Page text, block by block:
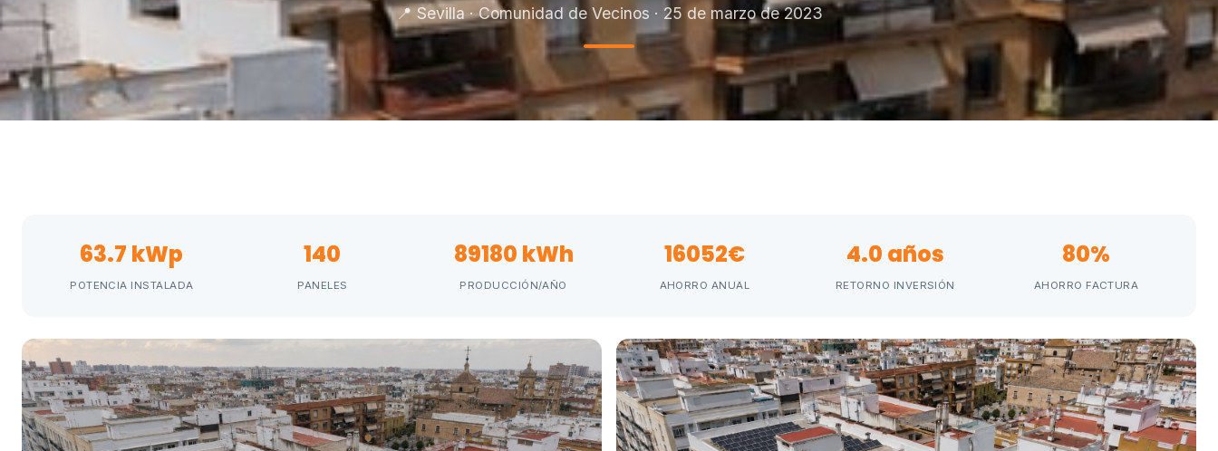
📍 Sevilla · Comunidad de Vecinos · 25 de marzo de 2023
63.7 kWp
POTENCIA INSTALADA
140
PANELES
89180 kWh
PRODUCCIÓN/AÑO
16052€
AHORRO ANUAL
4.0 años
RETORNO INVERSIÓN
80%
AHORRO FACTURA